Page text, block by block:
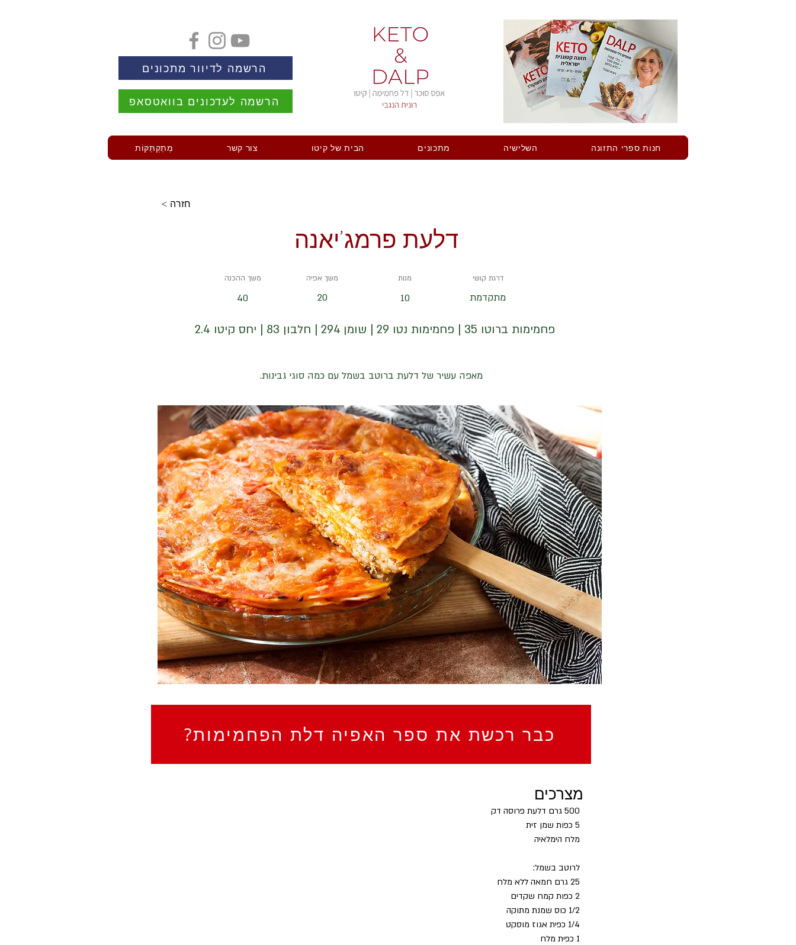
הרשמה לדיוור מתכונים
הרשמה לעדכונים בוואטסאפ
חנות ספרי התזונה השלישיה מתכונים הבית של קיטו צור קשר מְתַקְתַּקּוֹת
< חזרה
דלעת פרמג'יאנה
משך ההכנה
40
משך אפיה
20
מנות
10
דרגת קושי
מתקדמת
פחמימות ברוטו 35 | פחמימות נטו 29 | שומן 294 | חלבון 83 | יחס קיטו 2.4
מאפה עשיר של דלעת ברוטב בשמל עם כמה סוגי גבינות.
?כבר רכשת את ספר האפיה דלת הפחמימות
מצרכים
500 גרם דלעת פרוסה דק
5 כפות שמן זית
מלח הימלאיה
לרוטב בשמל:
25 גרם חמאה ללא מלח
2 כפות קמח שקדים
1/2 כוס שמנת מתוקה
1/4 כפית אגוז מוסקט
1 כפית מלח